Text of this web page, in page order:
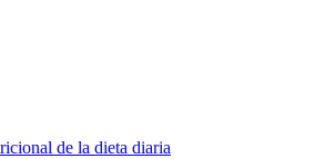
de la dieta diaria